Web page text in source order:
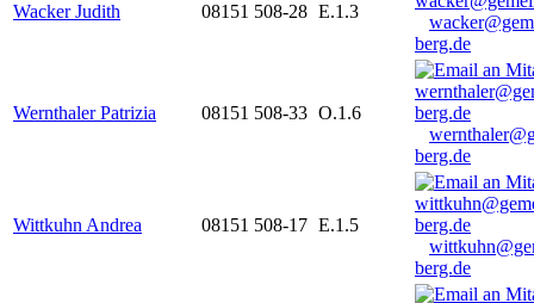
Wacker Judith 08151 508-28 E.1.3
berg.de
Wernthaler Patrizia 08151 508-33 O.1.6
berg.de
Wittkuhn Andrea 08151 508-17 E.1.5
berg.de